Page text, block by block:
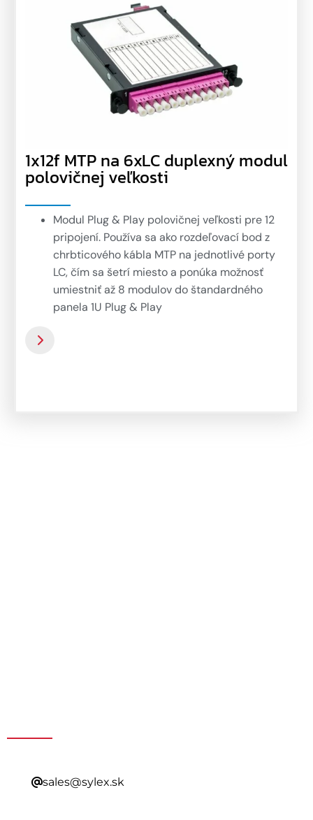
1x12f MTP na 6xLC duplexný modul
polovičnej veľkosti
Modul Plug & Play polovičnej veľkosti pre 12
pripojení. Používa sa ako rozdeľovací bod z
chrbticového kábla MTP na jednotlivé porty
LC, čím sa šetrí miesto a ponúka možnosť
umiestniť až 8 modulov do štandardného
panela 1U Plug & Play
sales@sylex.sk